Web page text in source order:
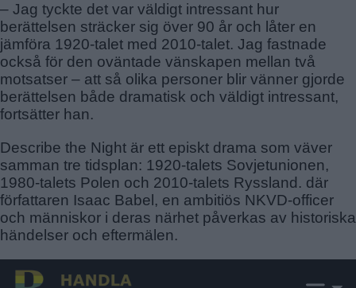
– Jag tyckte det var väldigt intressant hur
berättelsen sträcker sig över 90 år och låter en
jämföra 1920-talet med 2010-talet. Jag fastnade
också för den oväntade vänskapen mellan två
motsatser – att så olika personer blir vänner gjorde
berättelsen både dramatisk och väldigt intressant,
fortsätter han.
Describe the Night är ett episkt drama som väver
samman tre tidsplan: 1920-talets Sovjetunionen,
1980-talets Polen och 2010-talets Ryssland. där
författaren Isaac Babel, en ambitiös NKVD-officer
och människor i deras närhet påverkas av historiska
händelser och eftermälen.